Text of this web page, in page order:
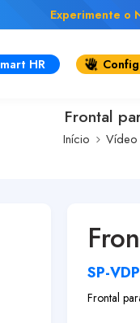
Experimente o
HR
Frontal
Início Vídeo
SP-
Frontal